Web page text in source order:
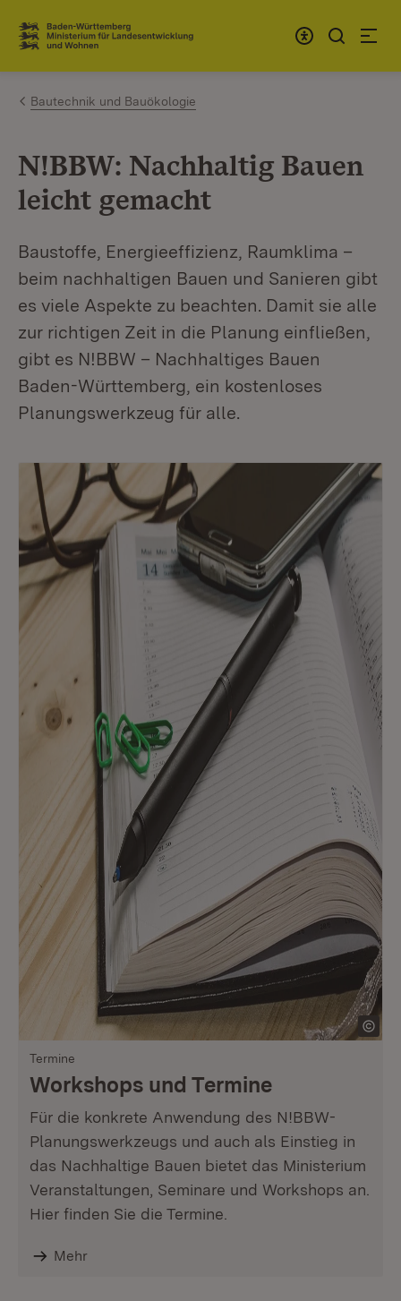
Zum Inhalt springen
Link zur Startseite
Bautechnik und Bauökologie
N!BBW: Nachhaltig Bauen
leicht gemacht
Baustoffe, Energieeffizienz, Raumklima –
beim nachhaltigen Bauen und Sanieren gibt
es viele Aspekte zu beachten. Damit sie alle
zur richtigen Zeit in die Planung einfließen,
gibt es N!BBW – Nachhaltiges Bauen
Baden-Württemberg, ein kostenloses
Planungswerkzeug für alle.
Termine
Workshops und Termine
Für die konkrete Anwendung des N!BBW-
Planungswerkzeugs und auch als Einstieg in
das Nachhaltige Bauen bietet das Ministerium
Veranstaltungen, Seminare und Workshops an.
Hier finden Sie die Termine.
Mehr